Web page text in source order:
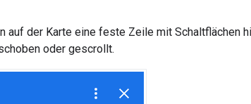
auf der Karte eine feste Zeile mit
oder gescrollt.